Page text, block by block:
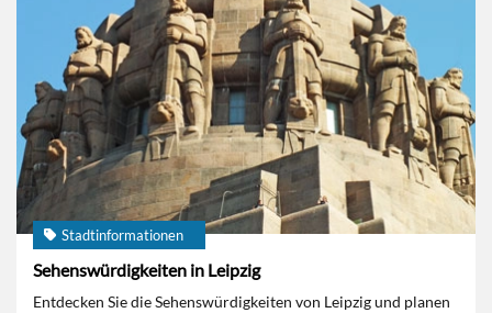
Stadtinformationen
Sehenswürdigkeiten in Leipzig
Entdecken Sie die Sehenswürdigkeiten von Leipzig und planen